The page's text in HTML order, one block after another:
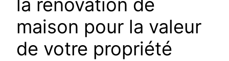
la rénovation de
maison pour la valeur
de votre propriété